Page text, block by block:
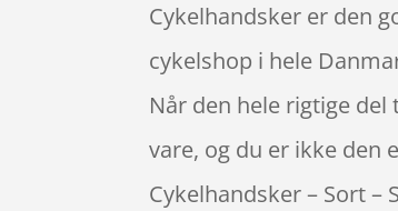
Cykelhandsker er den
cykelshop i hele
Når den hele rigtige
vare, og du er ikke den
Cykelhandsker – Sort